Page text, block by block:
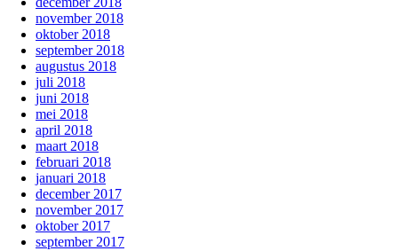
november 2018
oktober 2018
september 2018
augustus 2018
juli 2018
juni 2018
mei 2018
april 2018
maart 2018
februari 2018
januari 2018
december 2017
november 2017
oktober 2017
september 2017